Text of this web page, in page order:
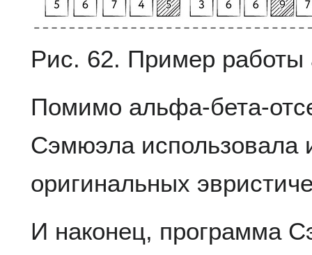
Рис. 62. Пример работы
Помимо альфа-бета-
Сэмюэла использовала
оригинальных
И наконец, программа